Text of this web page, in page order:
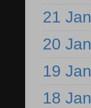
21 Jan
20 Jan
19 Jan
18 Jan